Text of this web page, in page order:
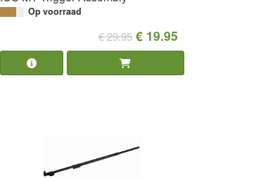
Op voorraad
€ 29.95 € 19.95